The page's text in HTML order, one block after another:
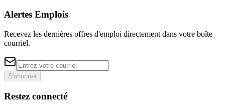
Alertes Emplois
Recevez les dernières offres d'emploi directement dans votre boîte
courriel.
S'abonner
Restez connecté